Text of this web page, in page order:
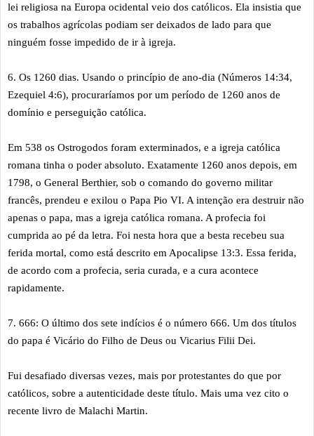
lei religiosa na Europa ocidental veio dos católicos. Ela insistia que
os trabalhos agrícolas podiam ser deixados de lado para que
ninguém fosse impedido de ir à igreja.
6. Os 1260 dias. Usando o princípio de ano-dia (Números 14:34,
Ezequiel 4:6), procuraríamos por um período de 1260 anos de
domínio e perseguição católica.
Em 538 os Ostrogodos foram exterminados, e a igreja católica
romana tinha o poder absoluto. Exatamente 1260 anos depois, em
1798, o General Berthier, sob o comando do governo militar
francês, prendeu e exilou o Papa Pio VI. A intenção era destruir não
apenas o papa, mas a igreja católica romana. A profecia foi
cumprida ao pé da letra. Foi nesta hora que a besta recebeu sua
ferida mortal, como está descrito em Apocalipse 13:3. Essa ferida,
de acordo com a profecia, seria curada, e a cura acontece
rapidamente.
7. 666: O último dos sete indícios é o número 666. Um dos títulos
do papa é Vicário do Filho de Deus ou Vicarius Filii Dei.
Fui desafiado diversas vezes, mais por protestantes do que por
católicos, sobre a autenticidade deste título. Mais uma vez cito o
recente livro de Malachi Martin.